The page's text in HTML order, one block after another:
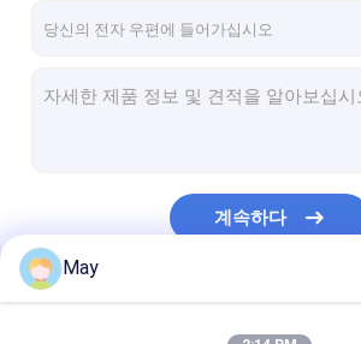
마이크로파 운동 측정기
피르 작동 센서
계속하다
May